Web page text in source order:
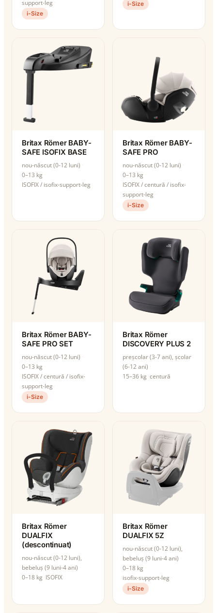
support-leg
i-Size
i-Size
Britax Römer BABY-
SAFE ISOFIX BASE
nou-născut (0-12 luni)
0–13 kg
ISOFIX / isofix-support-leg
Britax Römer BABY-
SAFE PRO
nou-născut (0-12 luni)
0–13 kg
ISOFIX / centură / isofix-
support-leg
i-Size
Britax Römer BABY-
SAFE PRO SET
nou-născut (0-12 luni)
0–13 kg
ISOFIX / centură / isofix-
support-leg
i-Size
Britax Römer
DISCOVERY PLUS 2
preșcolar (3-7 ani), școlar
(6-12 ani)
15–36 kg centură
Britax Römer
DUALFIX
(descontinuat)
nou-născut (0-12 luni),
bebeluș (9 luni-4 ani)
0–18 kg ISOFIX
Britax Römer
DUALFIX 5Z
nou-născut (0-12 luni),
bebeluș (9 luni-4 ani)
0–18 kg
isofix-support-leg
i-Size